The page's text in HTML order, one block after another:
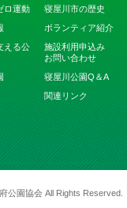
ロ運動
える公
寝屋川市の歴史
ボランティア紹介
施設利用申込み
お問い合わせ
寝屋川公園Q＆A
関連リンク
公園協会 All Rights Reserved.